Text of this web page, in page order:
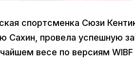
спортсменка Сюзи
Сахин, провела успешную
весе по версиям WIBF